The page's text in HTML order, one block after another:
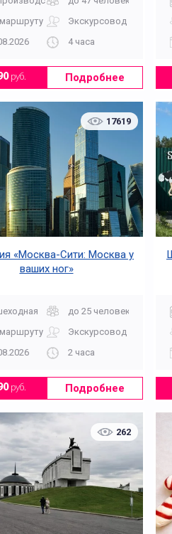
Мистические
спортивные объекты
Экскурсовод
4 часа
руб. Подробнее
17619
«Москва-Сити: Москва у
ваших ног»
до 25 человек
Экскурсовод
2 часа
руб. Подробнее
262